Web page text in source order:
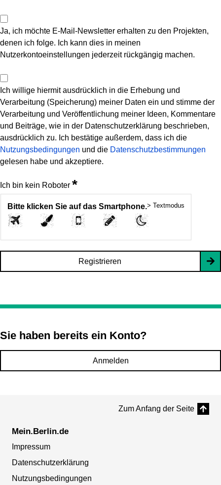
Ja, ich möchte E-Mail-Newsletter erhalten zu den Projekten,
denen ich folge. Ich kann dies in meinen
Nutzerkontoeinstellungen jederzeit rückgängig machen.
Ich willige hiermit ausdrücklich in die Erhebung und
Verarbeitung (Speicherung) meiner Daten ein und stimme der
Verarbeitung und Veröffentlichung meiner Ideen, Kommentare
und Beiträge, wie in der Datenschutzerklärung beschrieben,
ausdrücklich zu. Ich bestätige außerdem, dass ich die
Nutzungsbedingungen und die Datenschutzbestimmungen
gelesen habe und akzeptiere.
Ich bin kein Roboter *
Bitte klicken Sie auf das Smartphone.> Textmodus
Registrieren
Sie haben bereits ein Konto?
Anmelden
Zum Anfang der Seite
Mein.Berlin.de
Impressum
Datenschutzerklärung
Nutzungsbedingungen